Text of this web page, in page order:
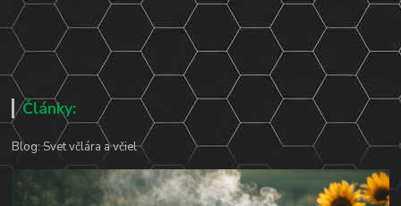
Články:
Blog: Svet včlára a včiel